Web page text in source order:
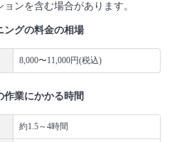
ンを含む場合があります。
ングの料金の相場
8,000〜11,000円(税込)
業にかかる時間
約1.5～4時間